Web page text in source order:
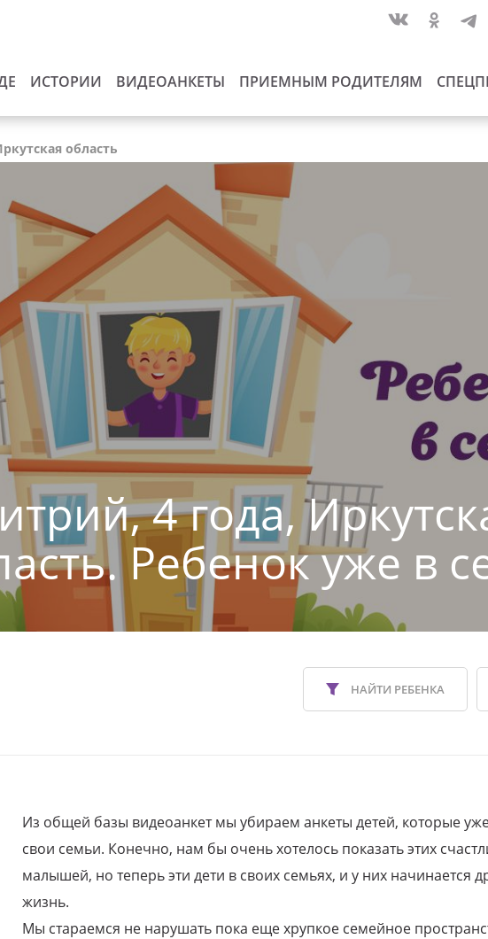
ИСТОРИИ ВИДЕОАНКЕТЫ ПРИЕМНЫМ РОДИТЕЛЯМ
область
4 года,
Ребенок уже в
НАЙТИ РЕБЕНКА
Из общей базы видеоанкет мы убираем анкеты детей, которые
свои семьи. Конечно, нам бы очень хотелось показать этих
малышей, но теперь эти дети в своих семьях, и у них начинается
жизнь.
Мы стараемся не нарушать пока еще хрупкое семейное